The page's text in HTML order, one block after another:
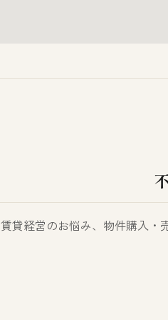
賃貸経営のお悩み、物件購入・